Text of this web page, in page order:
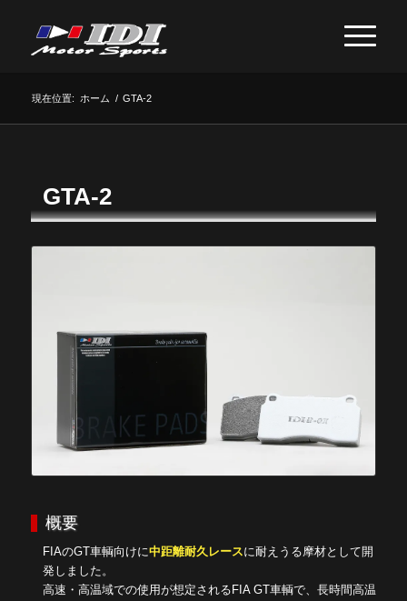
現在位置: ホーム / GTA-2
GTA-2
概要
FIAのGT車輌向けに中距離耐久レースに耐えうる摩材として開
発しました。
高速・高温域での使用が想定されるFIA GT車輌で、長時間高温